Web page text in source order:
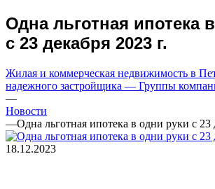
Одна льготная ипотека
с 23 декабря 2023 г.
Жилая и коммерческая недвижимость в
надежного застройщика — Группы
—
Новости
—Одна льготная ипотека в одни руки с 23
18.12.2023